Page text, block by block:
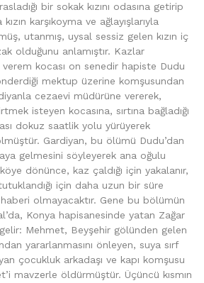
bir sokak kızını odasına getirip
karşıkoyma ve ağlayışlarıyla
utanmış, uysal sessiz gelen kızın iç
olduğunu anlamıştır. Kazlar
verem kocası on senedir hapiste Dudu
mektup üzerine komşusundan
cezaevi müdürüne vererek,
isteyen kocasına, sırtına bağladığı
dokuz saatlik yolu yürüyerek
Gardiyan, bu ölümü Dudu’dan
gelmesini söyleyerek ana oğulu
dönünce, kaz çaldığı için yakalanır,
için daha uzun bir süre
haberi olmayacaktır. Gene bu bölümün
Konya hapisanesinde yatan Zağar
Mehmet, Beyşehir gölünden gelen
yararlanmasını önleyen, suya sırf
çocukluk arkadaşı ve kapı komşusu
mavzerle öldürmüştür. Üçüncü kısmın